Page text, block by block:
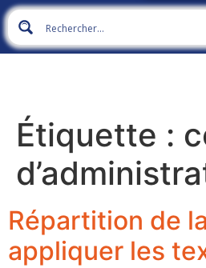
Étiquette :
Répartition de
appliquer les